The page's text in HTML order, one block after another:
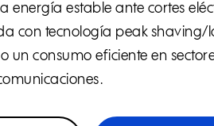
energía estable ante cortes
con tecnología peak shaving/
un consumo eficiente en